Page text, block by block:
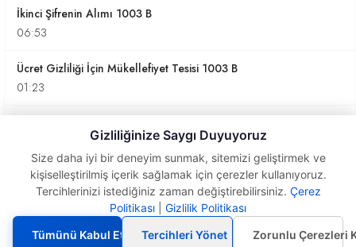
İkinci Şifrenin Alımı 1003 B
06:53
Ücret Gizliliği İçin Mükellefiyet Tesisi 1003 B
01:23
Birden Fazla Mükellefiyet Şubesi Olan İşyerleri
1003 B
02:48
Düzenlenmesi 4 1003
Gizliliğinize Saygı Duyuyoruz
Size daha iyi bir deneyim sunmak, sitemizi geliştirmek ve
kişiselleştirilmiş içerik sağlamak için çerezler kullanıyoruz.
Tercihlerinizi istediğiniz zaman değiştirebilirsiniz. Çerez
Politikası
Gizlilik Politikası
Tümünü Kabul Et
Tercihleri Yönet Zorunlu Çerezleri